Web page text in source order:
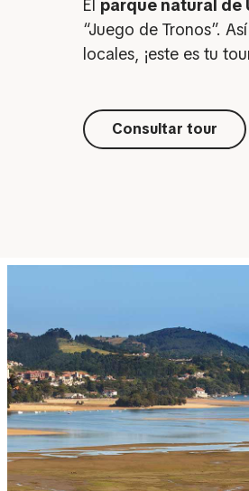
El parque natural de
“Juego de Tronos”.
locales, ¡este es tu
Consultar tour